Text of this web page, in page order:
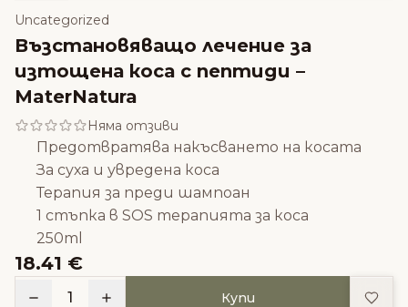
Uncategorized
Възстановяващо лечение за
изтощена коса с пептиди –
MaterNatura
Няма отзиви
Предотвратява накъсването на косата
За суха и увредена коса
Терапия за преди шампоан
1 стъпка в SOS терапията за коса
250ml
18.41 €
1 Купи